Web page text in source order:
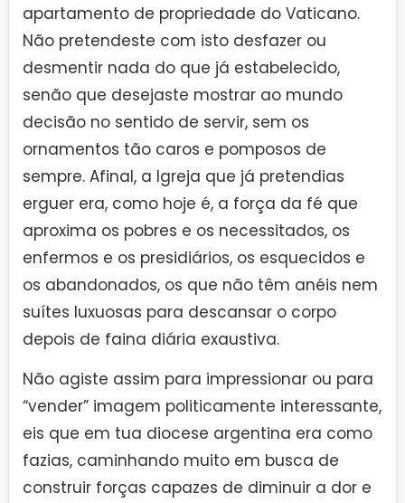
apartamento de propriedade do Vaticano.
Não pretendeste com isto desfazer ou
desmentir nada do que já estabelecido,
senão que desejaste mostrar ao mundo
decisão no sentido de servir, sem os
ornamentos tão caros e pomposos de
sempre. Afinal, a Igreja que já pretendias
erguer era, como hoje é, a força da fé que
aproxima os pobres e os necessitados, os
enfermos e os presidiários, os esquecidos e
os abandonados, os que não têm anéis nem
suítes luxuosas para descansar o corpo
depois de faina diária exaustiva.
Não agiste assim para impressionar ou para
“vender” imagem politicamente interessante,
eis que em tua diocese argentina era como
fazias, caminhando muito em busca de
construir forças capazes de diminuir a dor e